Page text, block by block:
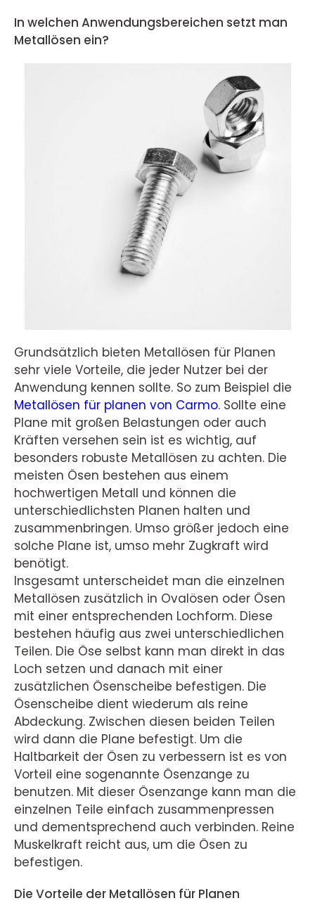
In welchen Anwendungsbereichen setzt man
Metallösen ein?
Grundsätzlich bieten Metallösen für Planen
sehr viele Vorteile, die jeder Nutzer bei der
Anwendung kennen sollte. So zum Beispiel die
Metallösen für planen von Carmo. Sollte eine
Plane mit großen Belastungen oder auch
Kräften versehen sein ist es wichtig, auf
besonders robuste Metallösen zu achten. Die
meisten Ösen bestehen aus einem
hochwertigen Metall und können die
unterschiedlichsten Planen halten und
zusammenbringen. Umso größer jedoch eine
solche Plane ist, umso mehr Zugkraft wird
benötigt.
Insgesamt unterscheidet man die einzelnen
Metallösen zusätzlich in Ovalösen oder Ösen
mit einer entsprechenden Lochform. Diese
bestehen häufig aus zwei unterschiedlichen
Teilen. Die Öse selbst kann man direkt in das
Loch setzen und danach mit einer
zusätzlichen Ösenscheibe befestigen. Die
Ösenscheibe dient wiederum als reine
Abdeckung. Zwischen diesen beiden Teilen
wird dann die Plane befestigt. Um die
Haltbarkeit der Ösen zu verbessern ist es von
Vorteil eine sogenannte Ösenzange zu
benutzen. Mit dieser Ösenzange kann man die
einzelnen Teile einfach zusammenpressen
und dementsprechend auch verbinden. Reine
Muskelkraft reicht aus, um die Ösen zu
befestigen.
Die Vorteile der Metallösen für Planen